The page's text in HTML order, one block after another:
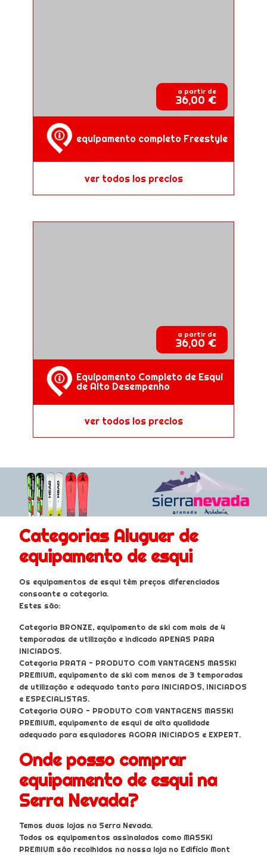
a partir de
36,00 €
equipamento completo Freestyle
ver todos los precios
a partir de
36,00 €
Equipamento Completo de Esqui
de Alto Desempenho
ver todos los precios
Categorias Aluguer de
equipamento de esqui
Os equipamentos de esqui têm preços diferenciados
consoante a categoria.
Estes são:
Categoria BRONZE, equipamento de ski com mais de 4
temporadas de utilização e indicado APENAS PARA
INICIADOS.
Categoria PRATA - PRODUTO COM VANTAGENS MASSKI
PREMIUM, equipamento de ski com menos de 3 temporadas
de utilização e adequado tanto para INICIADOS, INICIADOS
e ESPECIALISTAS.
Categoria OURO - PRODUTO COM VANTAGENS MASSKI
PREMIUM, equipamento de esqui de alta qualidade
adequado para esquiadores AGORA INICIADOS e EXPERT.
Onde posso comprar
equipamento de esqui na
Serra Nevada?
Temos duas lojas na Serra Nevada.
Todos os equipamentos assinalados como MASSKI
PREMIUM são recolhidos na nossa loja no Edifício Mont